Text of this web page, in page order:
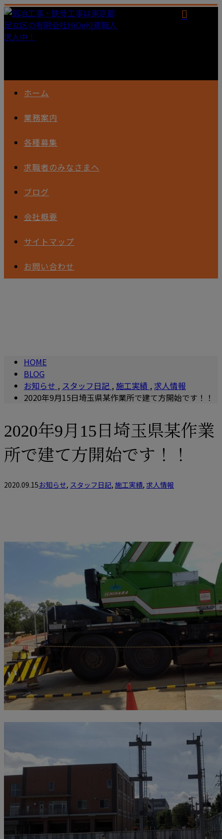
ホーム
業務案内
各種募集
求職者のみなさまへ
ブログ
会社概要
サイトマップ
お問い合わせ
HOME
BLOG
お知らせ , スタッフ日記 , 施工実績 , 求人情報
2020年9月15日埼玉県某作業所で建て方開始です！！
2020年9月15日埼玉県某作業
所で建て方開始です！！
2020.09.15お知らせ, スタッフ日記, 施工実績, 求人情報